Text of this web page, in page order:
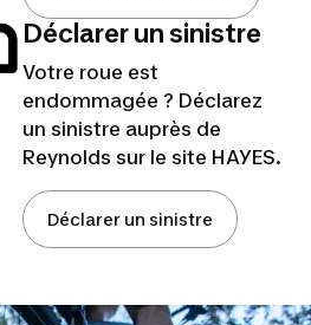
Déclarer un sinistre
Votre roue est
endommagée ? Déclarez
un sinistre auprès de
Reynolds sur le site HAYES.
Déclarer un sinistre